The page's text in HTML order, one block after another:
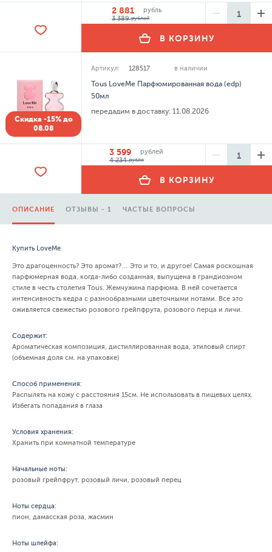
2 881
рубль
3 389рублей
В КОРЗИНУ
Скидка -15% до
08.08
Артикул: 128517 в наличии
Tous LoveMe Парфюмированная вода (edp)
50мл
передадим в доставку: 11.08.2026
3 599
рублей
4 234рубля
В КОРЗИНУ
ОПИСАНИЕ ОТЗЫВЫ - 1 ЧАСТЫЕ ВОПРОСЫ
Купить LoveMe
Это драгоценность? Это аромат?… Это и то, и другое! Самая роскошная
парфюмерная вода, когда-либо созданная, выпущена в грандиозном
стиле в честь столетия Tous. Жемчужина парфюма. В ней сочетается
интенсивность кедра с разнообразными цветочными нотами. Все это
оживляется свежестью розового грейпфрута, розового перца и личи.
Содержит:
Ароматическая композиция, дистиллированная вода, этиловый спирт
(объемная доля см. на упаковке)
Способ применения:
Распылять на кожу с расстояния 15см. Не использовать в пищевых целях.
Избегать попадания в глаза
Условия хранения:
Хранить при комнатной температуре
Начальные ноты:
розовый грейпфрут, розовый личи, розовый перец
Ноты сердца:
пион, дамасская роза, жасмин
Ноты шлейфа: